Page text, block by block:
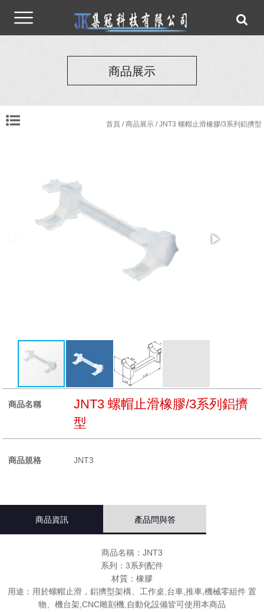
商品展示
首頁/商品展示/ JNT3 螺帽止滑橡膠/3系列鋁擠型
商品名稱
JNT3 螺帽止滑橡膠/3系列鋁擠
型
商品規格 JNT3
商品資訊 產品問與答
商品名稱：JNT3
系列：3系列配件
材質：橡膠
用途：用於螺帽止滑，鋁擠型架構、工作桌,台車,推車,機械零組件 置
物、機台架,CNC雕刻機,自動化設備皆可使用本商品